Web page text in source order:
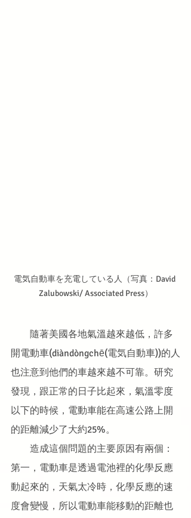
電気自動車を充電している人（写真：David
Zalubowski/ Associated Press）
隨著美國各地氣溫越來越低，許多
開電動車(diàndòngchē(電気自動車))的人
也注意到他們的車越來越不可靠。研究
發現，跟正常的日子比起來，氣溫零度
以下的時候，電動車能在高速公路上開
的距離減少了大約25%。
造成這個問題的主要原因有兩個：
第一，電動車是透過電池裡的化學反應
動起來的，天氣太冷時，化學反應的速
度會變慢，所以電動車能移動的距離也